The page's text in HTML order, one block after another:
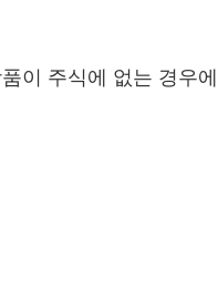
이 주식에 없는 경우